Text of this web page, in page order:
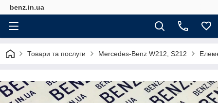
benz.in.ua
Товари та послуги Mercedes-Benz W212, S212